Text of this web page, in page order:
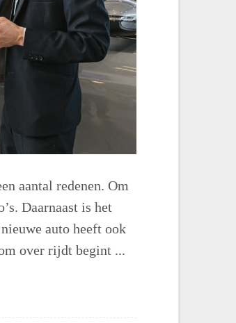
aantal redenen. Om
Daarnaast is het
auto heeft ook
over rijdt begint ...